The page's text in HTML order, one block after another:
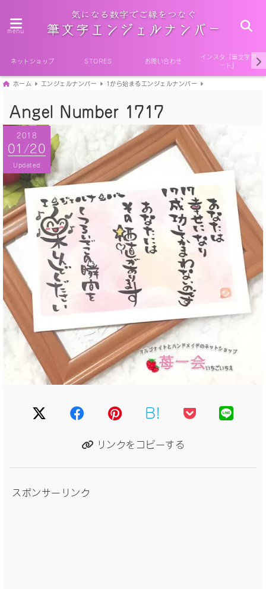
menu
ネットショップ STORES お問い合わせ
インスタ『筆文字ア
ート』
ホーム エンジェルナンバー 1から始まるエンジェルナンバー
Angel Number 1717
2018
01/20
Updated
2018
01/20
Published
B!
リンクをコピーする
スポンサーリンク